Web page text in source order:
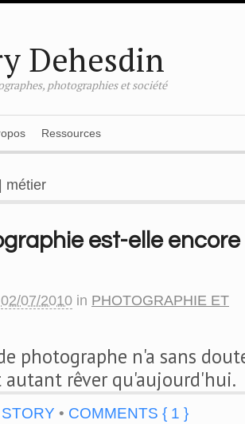
Dehesdin
photographies et société
Ressources
métier
est-elle encore
02/07/2010 in PHOTOGRAPHIE ET
photographe n'a sans
rêver qu'aujourd'hui.
• COMMENTS { 1 }